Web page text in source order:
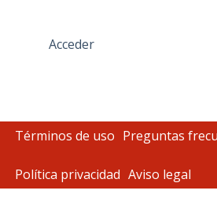
Acceder
Términos de uso Preguntas
Política privacidad Aviso legal